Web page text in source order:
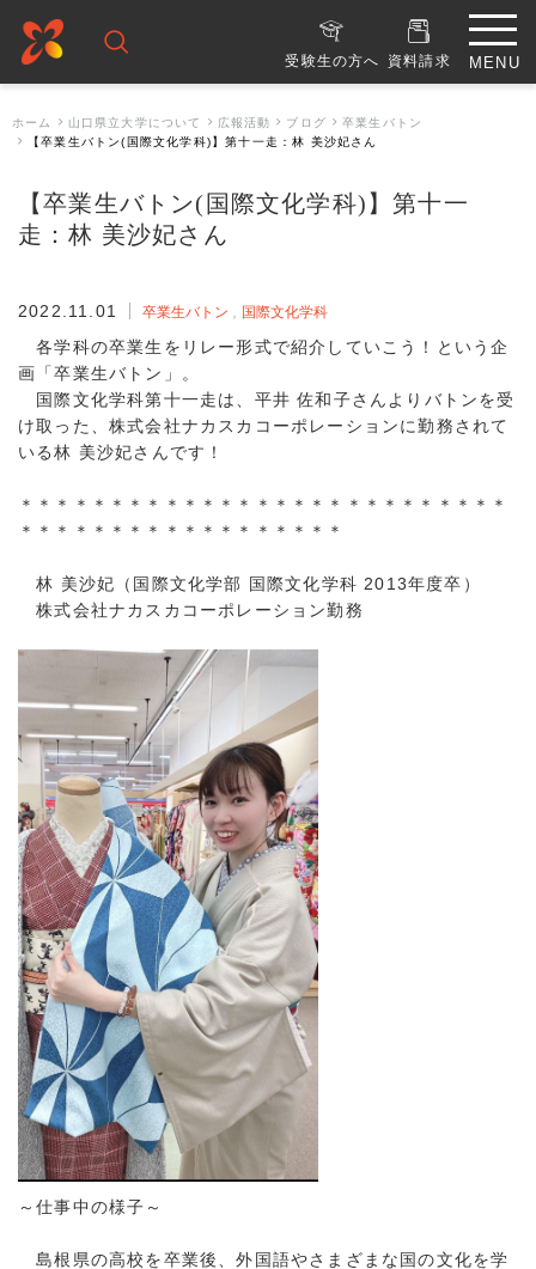
受験生の方へ 資料請求
ホーム 山口県立大学について 広報活動 ブログ
卒業生バトン
【卒業生バトン(国際文化学科)】第十一走：林 美沙妃さん
【卒業生バトン(国際文化学科)】第十一
走：林 美沙妃さん
2022.11.01 卒業生バトン 国際文化学科
各学科の卒業生をリレー形式で紹介していこう！という企
画「卒業生バトン」。
国際文化学科第十一走は、平井 佐和子さんよりバトンを受
け取った、株式会社ナカスカコーポレーションに勤務されて
いる林 美沙妃さんです！
＊＊＊＊＊＊＊＊＊＊＊＊＊＊＊＊＊＊＊＊＊＊＊＊＊＊＊
＊＊＊＊＊＊＊＊＊＊＊＊＊＊＊＊＊＊
林 美沙妃（国際文化学部 国際文化学科 2013年度卒）
株式会社ナカスカコーポレーション勤務
～仕事中の様子～
島根県の高校を卒業後、外国語やさまざまな国の文化を学